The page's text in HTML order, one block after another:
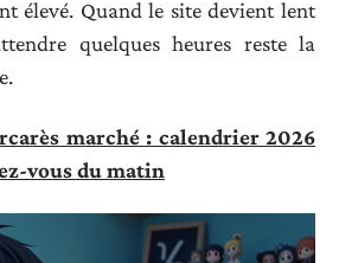
élevé. Quand le site devient lent
quelques heures reste la
marché : calendrier 2026
vous du matin